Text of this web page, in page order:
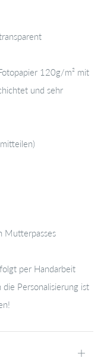
120g/m² mit
und sehr
Mutterpasses
per Handarbeit
Personalisierung ist